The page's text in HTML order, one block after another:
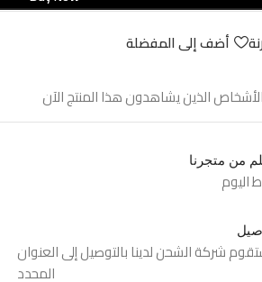
أضف إلى المفضلة
الأشخاص الذين يشاهدون هذا المنتج الآن
من متجرنا
اليوم
شركة الشحن لدينا بالتوصيل إلى العنوان
المحدد